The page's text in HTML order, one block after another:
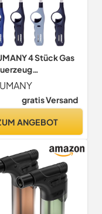
4 Stück Gas
Feuerzeug
27,5 cm lang
gratis Versand
ANGEBOT